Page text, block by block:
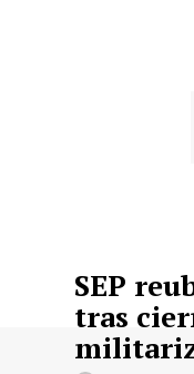
SEP
tras